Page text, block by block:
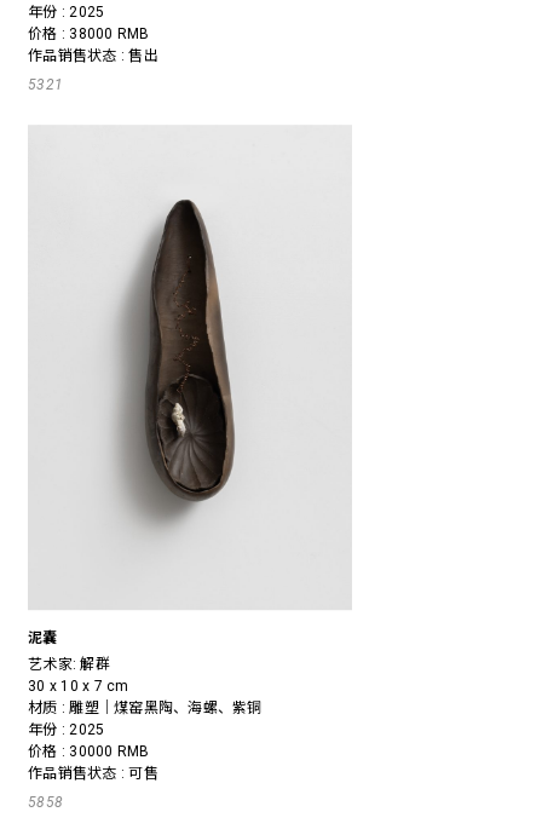
年份 : 2025
价格 : 38000 RMB
作品销售状态 : 售出
5321
泥囊
艺术家:解群
30 x 10 x 7 cm
材质 : 雕塑｜煤窑黑陶、海螺、紫铜
年份 : 2025
价格 : 30000 RMB
作品销售状态 : 可售
5858